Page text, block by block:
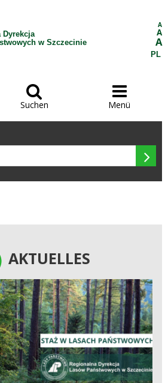
Dyrekcja
w Szczecinie
A
A
A
PL

Suchen

Menü

AKTUELLES
AKTUELLES